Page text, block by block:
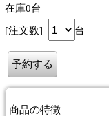
在庫0台
[注文数]
台
商品の特徴